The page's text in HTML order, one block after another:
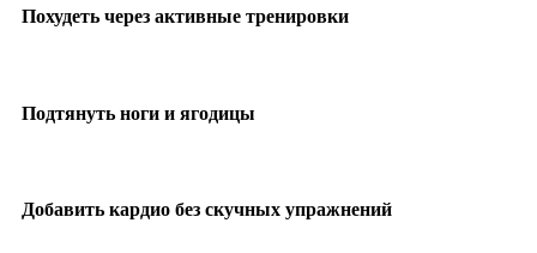
Похудеть через активные тренировки
Подтянуть ноги и ягодицы
Добавить кардио без скучных упражнений